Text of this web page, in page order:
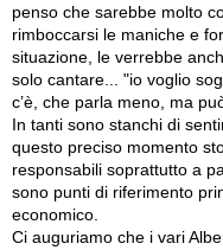
penso che sarebbe molto
rimboccarsi le maniche e
situazione, le verrebbe
solo cantare... "io voglio
c’è, che parla meno, ma
In tanti sono stanchi di
questo preciso momento
responsabili soprattutto a
sono punti di riferimento
economico.
Ci auguriamo che i vari